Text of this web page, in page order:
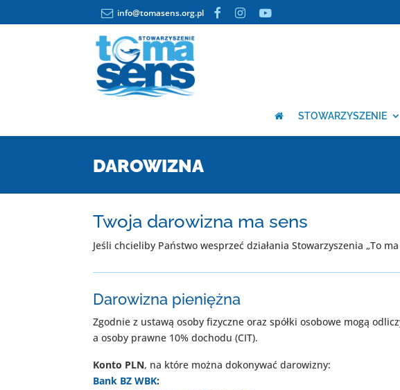
info@tomasens.org.pl
STOWARZYSZENIE
DAROWIZNA
Twoja darowizna ma sens
Jeśli chcieliby Państwo wesprzeć działania Stowarzyszenia „To
Darowizna pieniężna
Zgodnie z ustawą osoby fizyczne oraz spółki osobowe mogą
a osoby prawne 10% dochodu (CIT).
Konto PLN, na które można dokonywać darowizny:
Bank BZ WBK: